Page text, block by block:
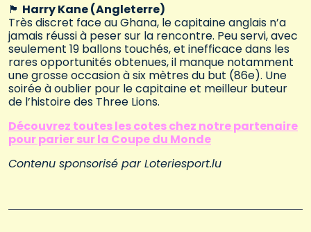
🏴󠁧󠁢󠁥󠁮󠁧󠁿 Harry Kane (Angleterre)
Très discret face au Ghana, le capitaine anglais n’a
jamais réussi à peser sur la rencontre. Peu servi, avec
seulement 19 ballons touchés, et inefficace dans les
rares opportunités obtenues, il manque notamment
une grosse occasion à six mètres du but (86e). Une
soirée à oublier pour le capitaine et meilleur buteur
de l’histoire des Three Lions.
Découvrez toutes les cotes chez notre partenaire
pour parier sur la Coupe du Monde
Contenu sponsorisé par Loteriesport.lu